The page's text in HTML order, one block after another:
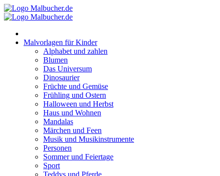
Zum
Inhalt
Malvorlagen für Kinder
Alphabet und zahlen
Blumen
Das Universum
Dinosaurier
Früchte und Gemüse
Frühling und Ostern
Halloween und Herbst
Haus und Wohnen
Mandalas
Märchen und Feen
Musik und Musikinstrumente
Personen
Sommer und Feiertage
Sport
Teddys und Pferde